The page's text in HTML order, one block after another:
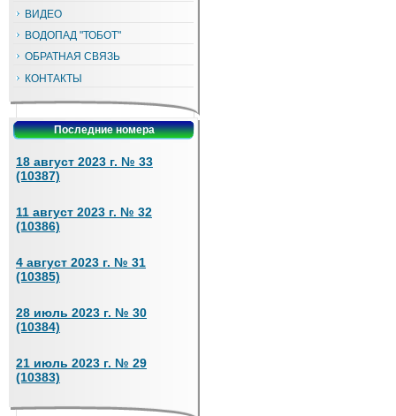
ВИДЕО
ВОДОПАД "ТОБОТ"
ОБРАТНАЯ СВЯЗЬ
КОНТАКТЫ
Последние номера
18 август 2023 г. № 33
(10387)
11 август 2023 г. № 32
(10386)
4 август 2023 г. № 31
(10385)
28 июль 2023 г. № 30
(10384)
21 июль 2023 г. № 29
(10383)